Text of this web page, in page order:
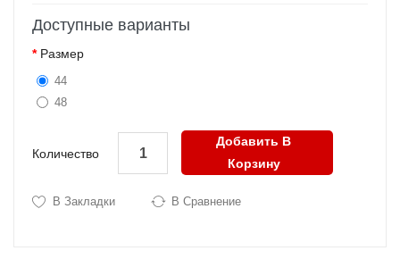
Доступные варианты
Размер
44
48
Количество
Добавить В
Корзину
В Закладки В Сравнение